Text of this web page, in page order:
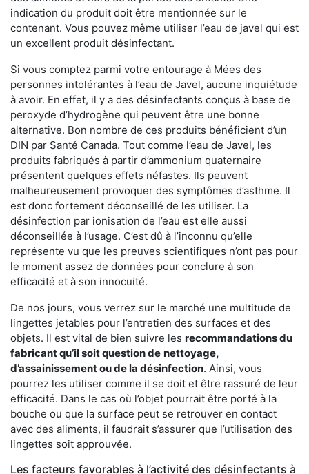
indication du produit doit être mentionnée sur le
contenant. Vous pouvez même utiliser l’eau de javel qui est
un excellent produit désinfectant.
Si vous comptez parmi votre entourage à Mées des
personnes intolérantes à l’eau de Javel, aucune inquiétude
à avoir. En effet, il y a des désinfectants conçus à base de
peroxyde d’hydrogène qui peuvent être une bonne
alternative. Bon nombre de ces produits bénéficient d’un
DIN par Santé Canada. Tout comme l’eau de Javel, les
produits fabriqués à partir d’ammonium quaternaire
présentent quelques effets néfastes. Ils peuvent
malheureusement provoquer des symptômes d’asthme. Il
est donc fortement déconseillé de les utiliser. La
désinfection par ionisation de l’eau est elle aussi
déconseillée à l’usage. C’est dû à l’inconnu qu’elle
représente vu que les preuves scientifiques n’ont pas pour
le moment assez de données pour conclure à son
efficacité et à son innocuité.
De nos jours, vous verrez sur le marché une multitude de
lingettes jetables pour l’entretien des surfaces et des
objets. Il est vital de bien suivre les recommandations du
fabricant qu’il soit question de nettoyage,
d’assainissement ou de la désinfection. Ainsi, vous
pourrez les utiliser comme il se doit et être rassuré de leur
efficacité. Dans le cas où l’objet pourrait être porté à la
bouche ou que la surface peut se retrouver en contact
avec des aliments, il faudrait s’assurer que l’utilisation des
lingettes soit approuvée.
Les facteurs favorables à l’activité des désinfectants à